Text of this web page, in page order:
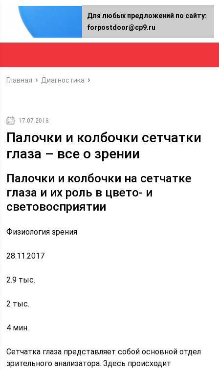
Главная Диагностика
17.07.2018
Палочки и колбочки сетчатки
глаза – все о зрении
Палочки и колбочки на сетчатке
глаза и их роль в цвето- и
световосприятии
Физиология зрения
28.11.2017
2.9 тыс.
2 тыс.
4 мин.
Сетчатка глаза представляет собой основной отдел
зрительного анализатора. Здесь происходит
Для любых предложений по сайту:
forpostdoor@cp9.ru